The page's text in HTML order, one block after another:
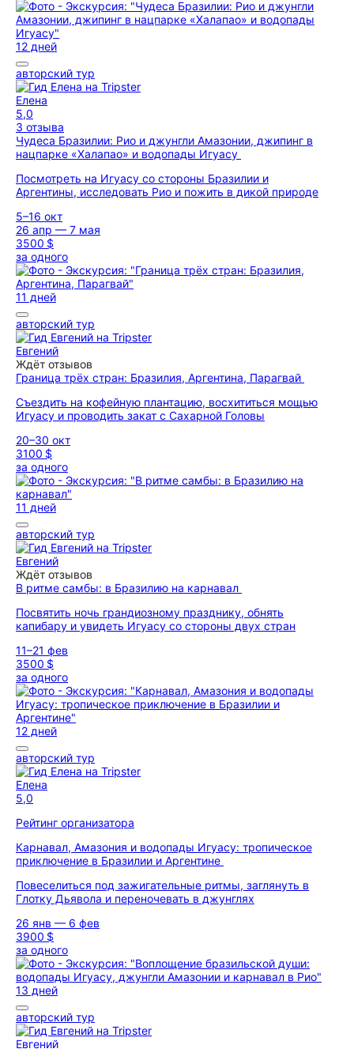
12 дней
авторский тур
Елена
5,0
3 отзыва
Чудеса Бразилии: Рио и джунгли Амазонии, джипинг в
нацпарке «Халапао» и водопады Игуасу
Посмотреть на Игуасу со стороны Бразилии и
Аргентины, исследовать Рио и пожить в дикой природе
5–16 окт
26 апр — 7 мая
3500 $
за одного
11 дней
авторский тур
Евгений
Ждёт отзывов
Граница трёх стран: Бразилия, Аргентина, Парагвай
Съездить на кофейную плантацию, восхититься мощью
Игуасу и проводить закат с Сахарной Головы
20–30 окт
3100 $
за одного
11 дней
авторский тур
Евгений
Ждёт отзывов
В ритме самбы: в Бразилию на карнавал
Посвятить ночь грандиозному празднику, обнять
капибару и увидеть Игуасу со стороны двух стран
11–21 фев
3500 $
за одного
12 дней
авторский тур
Елена
5,0
Рейтинг организатора
Карнавал, Амазония и водопады Игуасу: тропическое
приключение в Бразилии и Аргентине
Повеселиться под зажигательные ритмы, заглянуть в
Глотку Дьявола и переночевать в джунглях
26 янв — 6 фев
3900 $
за одного
13 дней
авторский тур
Евгений